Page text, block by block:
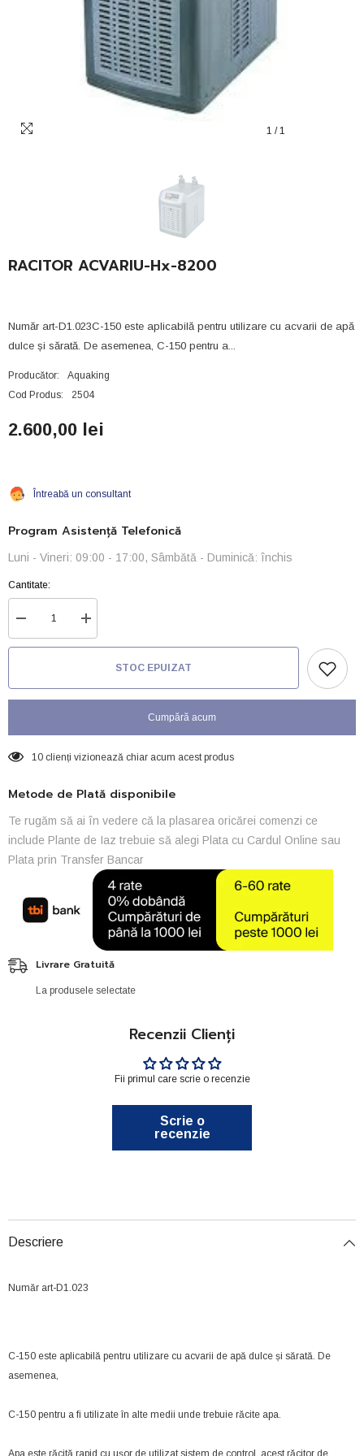
1 / 1
RACITOR ACVARIU-Hx-8200
Număr art-D1.023C-150 este aplicabilă pentru utilizare cu acvarii de apă
dulce și sărată. De asemenea, C-150 pentru a...
Producător:
Aquaking
Cod Produs:
2504
2.600,00 lei
Întreabă un consultant
Program Asistență Telefonică
Luni - Vineri: 09:00 - 17:00, Sâmbătă - Duminică: închis
Cantitate:
Reduceți
cantitatea
pentru
8200
Creșteți
cantitatea
pentru
ACVARIU-
8200
STOC EPUIZAT
Cumpără acum
10 clienți vizionează chiar acum acest produs
Metode de Plată disponibile
Te rugăm să ai în vedere că la plasarea oricărei comenzi ce
include Plante de Iaz trebuie să alegi Plata cu Cardul Online sau
Plata prin Transfer Bancar
Livrare Gratuită
La produsele selectate
Recenzii Clienți
Fii primul care scrie o recenzie
Scrie o
recenzie
Descriere
Număr art-D1.023
C-150 este aplicabilă pentru utilizare cu acvarii de apă dulce și sărată. De
asemenea,
C-150 pentru a fi utilizate în alte medii unde trebuie răcite apa.
Apa este răcită rapid cu ușor de utilizat sistem de control. acest răcitor de